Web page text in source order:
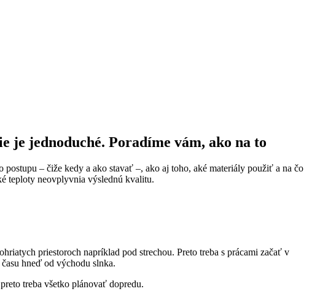
jednoduché. Poradíme vám, ako na to
– čiže kedy a ako stavať –, ako aj toho, aké materiály použiť a na čo
teploty neovplyvnia výslednú kvalitu.
priestoroch napríklad pod strechou. Preto treba s prácami začať v
hneď od východu slnka.
treba všetko plánovať dopredu.